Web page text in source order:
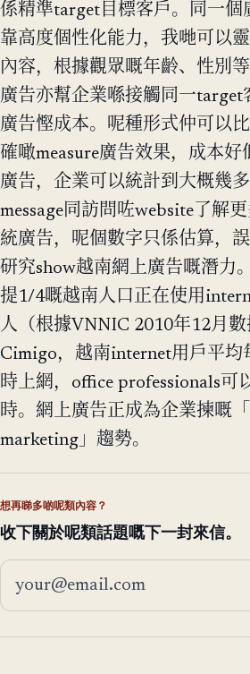
係精準target目標客戶。同一個
靠高度個性化能力，我哋可以靈
內容，根據觀眾嘅年齡、性別
廣告亦幫企業喺接觸同一target
廣告慳成本。呢種形式仲可以
確噉measure廣告效果，成本好
廣告，企業可以統計到大概幾
message同訪問咗website了解
統廣告，呢個數字只係估算，
研究show越南網上廣告嘅潛力
提1/4嘅越南人口正在使用
人（根據VNNIC 2010年12月
Cimigo，越南internet用戶平均
時上網，office professionals可
時。網上廣告正成為企業揀嘅
marketing」趨勢。
想再睇多啲呢類內容？
收下關於呢類話題嘅下一封來信。
電郵地址